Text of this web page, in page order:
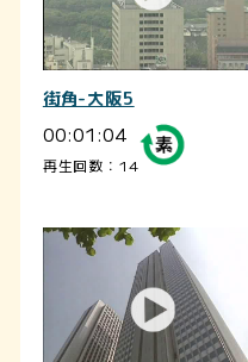
街角-大阪5
00:01:04
再生回数：14